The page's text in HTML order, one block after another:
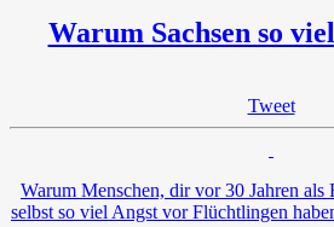
Warum Sachsen so
Tweet
Warum Menschen, dir vor 30 Jahren als
selbst so viel Angst vor Flüchtlingen